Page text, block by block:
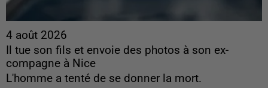
4 août 2026
Il tue son fils et envoie des photos à son ex-
compagne à Nice
L'homme a tenté de se donner la mort.